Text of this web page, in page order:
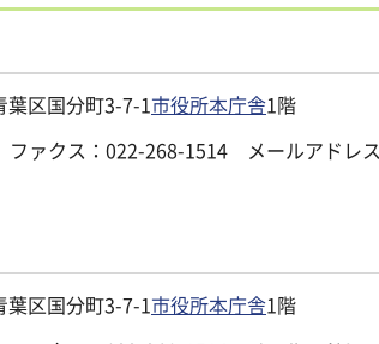
区国分町3-7-1市役所本庁舎1階
ファクス：022-268-1514 メールアドレ
区国分町3-7-1市役所本庁舎1階